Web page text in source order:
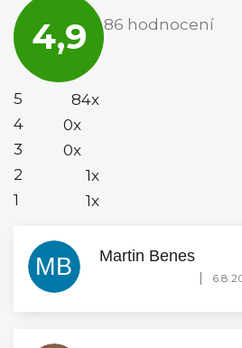
4,9
obchodu
je
86 hodnocení
5
84x
4
0x
3
0x
2
1x
1
1x
MB Martin Benes
Hodnocení obchodu je
|